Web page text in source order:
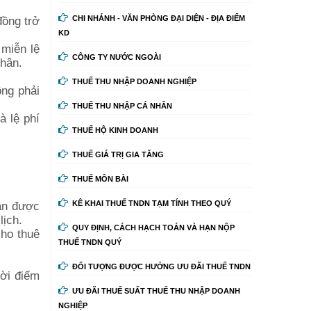
trở
lệ
phải
lệ phí
được
thuê
điểm
CHI NHÁNH - VĂN PHÒNG ĐẠI DIỆN - ĐỊA ĐIỂM
KD
CÔNG TY NƯỚC NGOÀI
THUẾ THU NHẬP DOANH NGHIỆP
THUẾ THU NHẬP CÁ NHÂN
THUẾ HỘ KINH DOANH
THUẾ GIÁ TRỊ GIA TĂNG
THUẾ MÔN BÀI
KÊ KHAI THUẾ TNDN TẠM TÍNH THEO QUÝ
QUY ĐỊNH, CÁCH HẠCH TOÁN VÀ HẠN NỘP
THUẾ TNDN QUÝ
ĐỐI TƯỢNG ĐƯỢC HƯỞNG ƯU ĐÃI THUẾ TNDN
ƯU ĐÃI THUẾ SUẤT THUẾ THU NHẬP DOANH
NGHIỆP